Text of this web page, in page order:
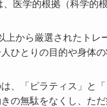
医学的根拠（科学的
上から厳選されたト
ひとりの目的や身体
、「ピラティス」と
の無駄をなくし、た